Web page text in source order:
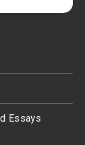
Essays